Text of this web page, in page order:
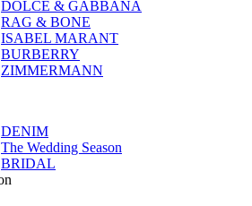
DOLCE & GABBANA
RAG & BONE
ISABEL MARANT
BURBERRY
ZIMMERMANN
DENIM
The Wedding Season
BRIDAL